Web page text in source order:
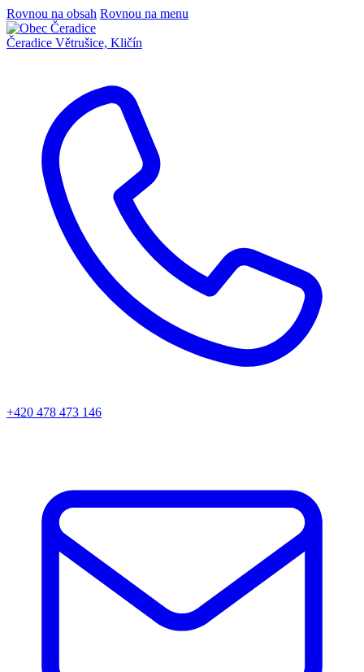
Rovnou na obsah Rovnou na menu
Čeradice Větrušice, Kličín
+420 478 473 146